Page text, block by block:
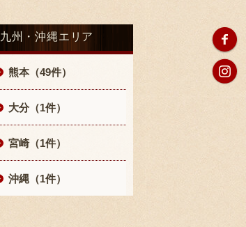
九州・沖縄エリア
熊本（49件）
大分（1件）
宮崎（1件）
沖縄（1件）